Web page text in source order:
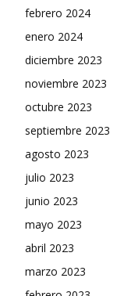
febrero 2024
enero 2024
diciembre 2023
noviembre 2023
octubre 2023
septiembre 2023
agosto 2023
julio 2023
junio 2023
mayo 2023
abril 2023
marzo 2023